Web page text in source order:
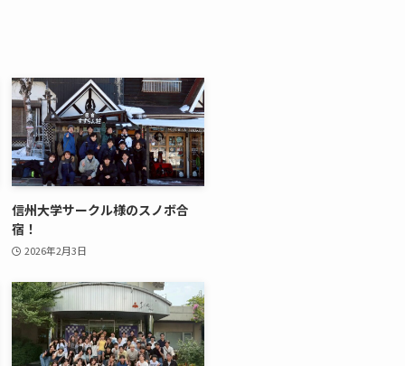
信州大学サークル様のスノボ合
宿！
2026年2月3日